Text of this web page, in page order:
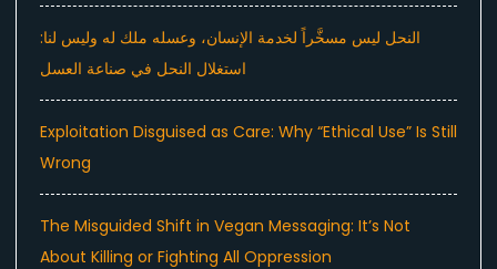
النحل ليس مسخَّراً لخدمة الإنسان، وعسله ملك له وليس لنا:
استغلال النحل في صناعة العسل
Exploitation Disguised as Care: Why “Ethical Use” Is Still
Wrong
The Misguided Shift in Vegan Messaging: It’s Not
About Killing or Fighting All Oppression